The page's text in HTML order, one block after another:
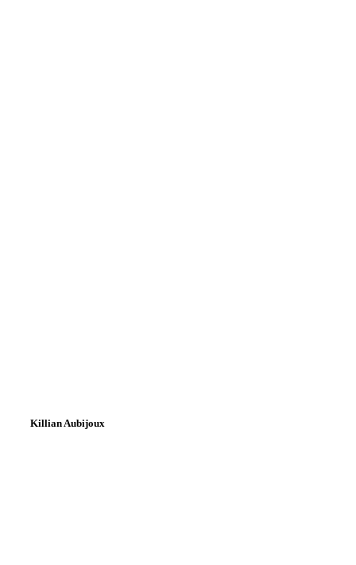
Killian Aubijoux